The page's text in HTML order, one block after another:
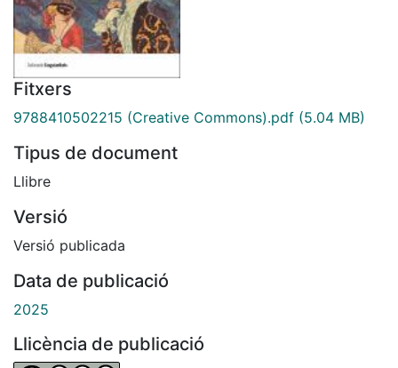
Fitxers
9788410502215 (Creative Commons).pdf (5.04 MB)
Tipus de document
Llibre
Versió
Versió publicada
Data de publicació
2025
Llicència de publicació